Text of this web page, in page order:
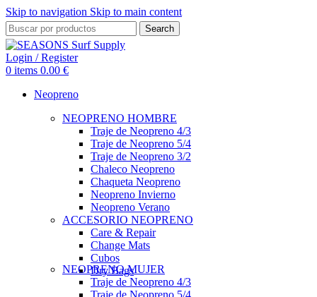
Skip to navigation Skip to main content
Search
Login / Register
0 items 0.00 €
Neopreno
NEOPRENO HOMBRE
Traje de Neopreno 4/3
Traje de Neopreno 5/4
Traje de Neopreno 3/2
Chaleco Neopreno
Chaqueta Neopreno
Neopreno Invierno
Neopreno Verano
ACCESORIO NEOPRENO
Care & Repair
Change Mats
Cubos
Dry Bags
NEOPRENO MUJER
Traje de Neopreno 4/3
Traje de Neopreno 5/4